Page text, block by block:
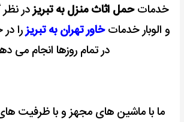
خدماتحمل اثاث منزل به تبریزدر
و الوبار خدماتخاور تهران به تبریزرا
در تمام روزها انجام می
ما با ماشین های مجهز و با ظرفیت